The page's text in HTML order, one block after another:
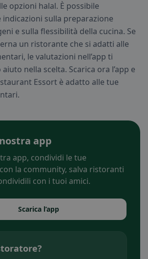
opzioni halal. È possibile
indicazioni sulla preparazione
e sulla flessibilità della cucina. Se
un ristorante che si adatti alle
le valutazioni nell’app ti
nella scelta. Scarica ora l’app e
Essort è adatto alle tue
app
app, condividi le tue
la community, salva ristoranti
con i tuoi amici.
Scarica l’app